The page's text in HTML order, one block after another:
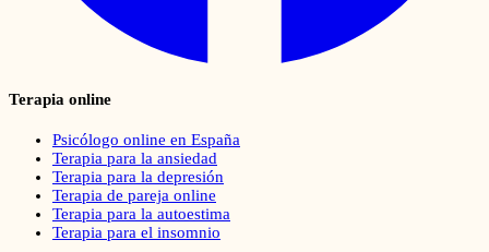
Terapia online
Psicólogo online en España
Terapia para la ansiedad
Terapia para la depresión
Terapia de pareja online
Terapia para la autoestima
Terapia para el insomnio